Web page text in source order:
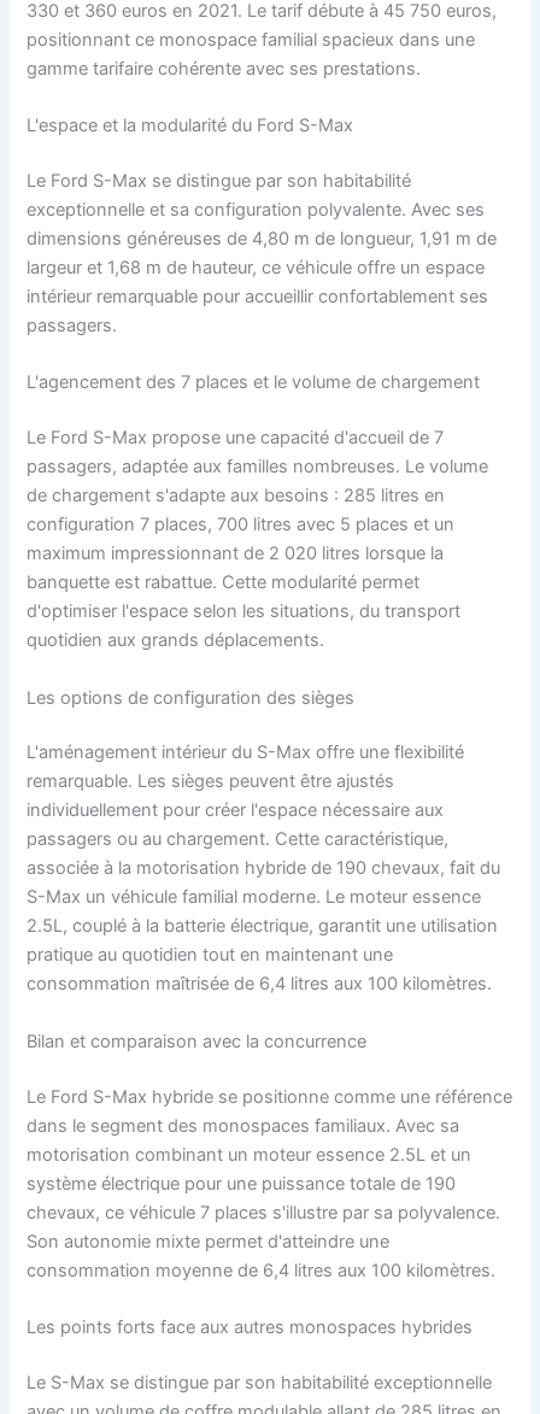
330 et 360 euros en 2021. Le tarif débute à 45 750 euros,
positionnant ce monospace familial spacieux dans une
gamme tarifaire cohérente avec ses prestations.
L'espace et la modularité du Ford S-Max
Le Ford S-Max se distingue par son habitabilité
exceptionnelle et sa configuration polyvalente. Avec ses
dimensions généreuses de 4,80 m de longueur, 1,91 m de
largeur et 1,68 m de hauteur, ce véhicule offre un espace
intérieur remarquable pour accueillir confortablement ses
passagers.
L'agencement des 7 places et le volume de chargement
Le Ford S-Max propose une capacité d'accueil de 7
passagers, adaptée aux familles nombreuses. Le volume
de chargement s'adapte aux besoins : 285 litres en
configuration 7 places, 700 litres avec 5 places et un
maximum impressionnant de 2 020 litres lorsque la
banquette est rabattue. Cette modularité permet
d'optimiser l'espace selon les situations, du transport
quotidien aux grands déplacements.
Les options de configuration des sièges
L'aménagement intérieur du S-Max offre une flexibilité
remarquable. Les sièges peuvent être ajustés
individuellement pour créer l'espace nécessaire aux
passagers ou au chargement. Cette caractéristique,
associée à la motorisation hybride de 190 chevaux, fait du
S-Max un véhicule familial moderne. Le moteur essence
2.5L, couplé à la batterie électrique, garantit une utilisation
pratique au quotidien tout en maintenant une
consommation maîtrisée de 6,4 litres aux 100 kilomètres.
Bilan et comparaison avec la concurrence
Le Ford S-Max hybride se positionne comme une référence
dans le segment des monospaces familiaux. Avec sa
motorisation combinant un moteur essence 2.5L et un
système électrique pour une puissance totale de 190
chevaux, ce véhicule 7 places s'illustre par sa polyvalence.
Son autonomie mixte permet d'atteindre une
consommation moyenne de 6,4 litres aux 100 kilomètres.
Les points forts face aux autres monospaces hybrides
Le S-Max se distingue par son habitabilité exceptionnelle